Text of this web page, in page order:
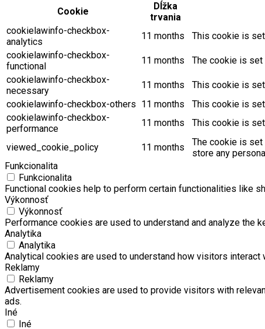
Cookie
Dĺžka
trvania
cookielawinfo-checkbox-
analytics
11 months
This cookie is
cookielawinfo-checkbox-
functional
11 months
The cookie is set
cookielawinfo-checkbox-
necessary
11 months
This cookie is
cookielawinfo-checkbox-others 11 months
This cookie is
cookielawinfo-checkbox-
performance
11 months This cookie is
viewed_cookie_policy 11 months
The cookie is set
store any
Funkcionalita
Funkcionalita
Functional cookies help to perform certain functionalities like
Výkonnosť
Výkonnosť
Performance cookies are used to understand and analyze
Analytika
Analytika
Analytical cookies are used to understand how visitors
Reklamy
Reklamy
Advertisement cookies are used to provide visitors with
ads.
Iné
Iné